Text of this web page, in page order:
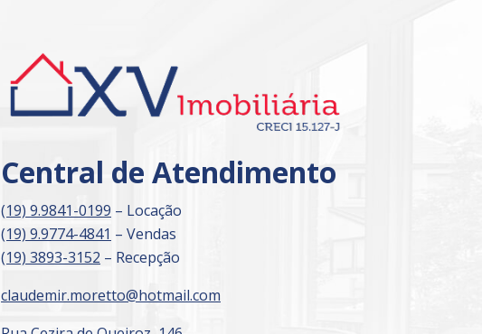
Central de Atendimento
(19) 9.9841-0199 – Locação
(19) 9.9774-4841 – Vendas
(19) 3893-3152 – Recepção
claudemir.moretto@hotmail.com